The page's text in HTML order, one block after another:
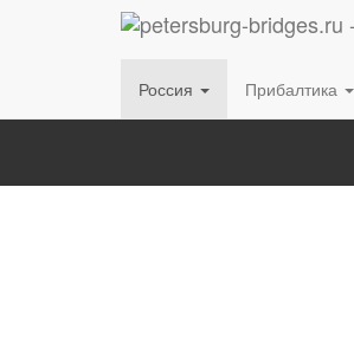
Россия Прибалтика